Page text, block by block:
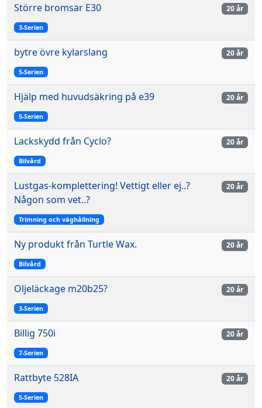
Större bromsar E30
3-Serien
20 år
bytre övre kylarslang
5-Serien
20 år
Hjälp med huvudsäkring på e39
5-Serien
20 år
Lackskydd från Cyclo?
Bilvård
20 år
Lustgas-komplettering! Vettigt eller ej..?
Någon som vet..?
Trimning och väghållning
20 år
Ny produkt från Turtle Wax.
Bilvård
20 år
Oljeläckage m20b25?
3-Serien
20 år
Billig 750i
7-Serien
20 år
Rattbyte 528IA
5-Serien
20 år